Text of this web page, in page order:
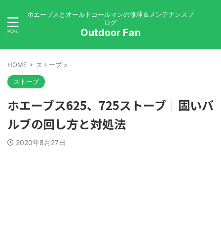
ホエーブスとオールドコールマンの修理＆メンテナンスブ
ログ
Outdoor Fan
HOME > ストーブ >
ストーブ
ホエーブス625、725ストーブ｜固いバ
ルブの回し方と対処法
2020年8月27日